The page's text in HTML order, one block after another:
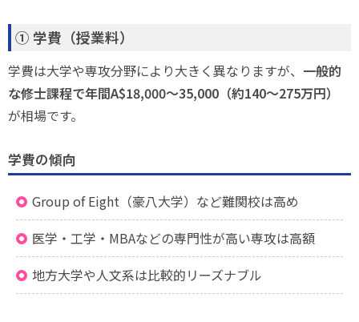
① 学費（授業料）
学費は大学や専攻分野により大きく異なりますが、 一般的
な修士課程で年間A$18,000〜35,000（約140〜275万円）
が相場です。
学費の傾向
Group of Eight（豪八大学）など難関校は高め
医学・工学・MBAなどの専門性が高い専攻は高額
地方大学や人文系は比較的リーズナブル